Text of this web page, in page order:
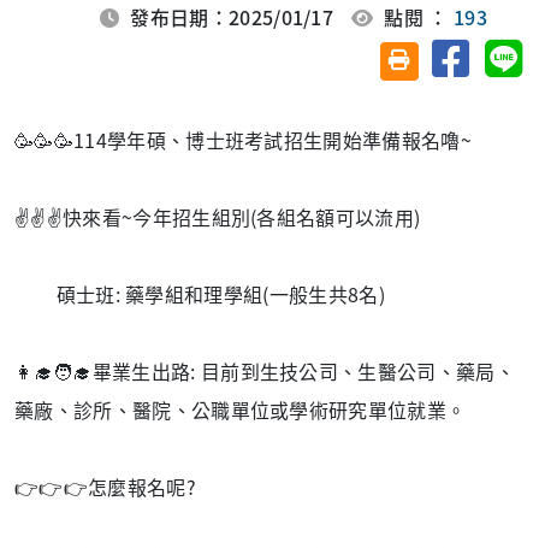
發布日期：2025/01/17 點閱 ： 193
友善列印(另開視
分享至
🥳🥳🥳114學年碩、博士班考試招生開始準備報名嚕~
✌️✌️✌️快來看~今年招生組別(各組名額可以流用)
碩士班: 藥學組和理學組(一般生共8名)
👩‍🎓🧑‍🎓畢業生出路: 目前到生技公司、生醫公司、藥局、
藥廠、診所、醫院、公職單位或學術研究單位就業。
👉👉👉怎麼報名呢?